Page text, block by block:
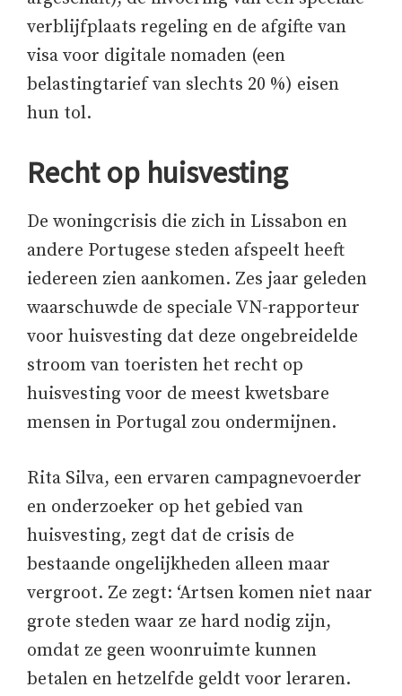
verblijfplaats regeling en de afgifte van
visa voor digitale nomaden (een
belastingtarief van slechts 20 %) eisen
hun tol.
Recht op huisvesting
De woningcrisis die zich in Lissabon en
andere Portugese steden afspeelt heeft
iedereen zien aankomen. Zes jaar geleden
waarschuwde de speciale VN-rapporteur
voor huisvesting dat deze ongebreidelde
stroom van toeristen het recht op
huisvesting voor de meest kwetsbare
mensen in Portugal zou ondermijnen.
Rita Silva, een ervaren campagnevoerder
en onderzoeker op het gebied van
huisvesting, zegt dat de crisis de
bestaande ongelijkheden alleen maar
vergroot. Ze zegt: ‘Artsen komen niet naar
grote steden waar ze hard nodig zijn,
omdat ze geen woonruimte kunnen
betalen en hetzelfde geldt voor leraren.